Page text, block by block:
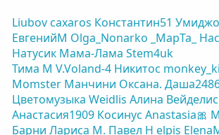
Liubovcaxaros Константин51
ЕвгенийM Olga_Nonarko _MapTa_
Натусик Мама-Лама Stem4uk
Тима М V.Voland-4 Никитос
Momster Манчини Оксана.
Цветомузыка Weidlis Алина Вейделис
Анастасия1909 Косинус Anastasia🎀
Барни Лариса М. Павел Н elpis